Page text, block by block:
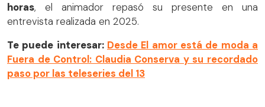
horas, el animador repasó su presente en una
entrevista realizada en 2025.
Te puede interesar: Desde El amor está de moda a
Fuera de Control: Claudia Conserva y su recordado
paso por las teleseries del 13